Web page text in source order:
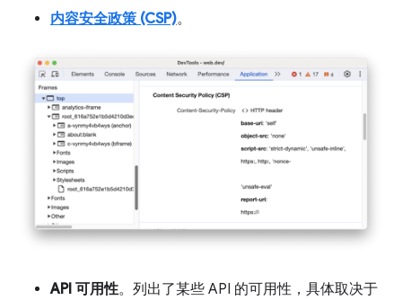
内容安全政策 (CSP)。
API 可用性。列出了某些 API 的可用性，具体取决于